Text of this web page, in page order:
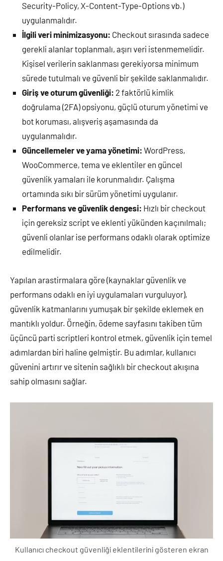
Security-Policy, X-Content-Type-Options vb.)
uygulanmalıdır.
İlgili veri minimizasyonu: Checkout sırasında sadece
gerekli alanlar toplanmalı, aşırı veri istenmemelidir.
Kişisel verilerin saklanması gerekiyorsa minimum
sürede tutulmalı ve güvenli bir şekilde saklanmalıdır.
Giriş ve oturum güvenliği: 2 faktörlü kimlik
doğrulama (2FA) opsiyonu, güçlü oturum yönetimi ve
bot koruması, alışveriş aşamasında da
uygulanmalıdır.
Güncellemeler ve yama yönetimi: WordPress,
WooCommerce, tema ve eklentiler en güncel
güvenlik yamaları ile korunmalıdır. Çalışma
ortamında sıkı bir sürüm yönetimi uygulanır.
Performans ve güvenlik dengesi: Hızlı bir checkout
için gereksiz script ve eklenti yükünden kaçınılmalı;
güvenli olanlar ise performans odaklı olarak optimize
edilmelidir.
Yapılan arastirmalara göre (kaynaklar güvenlik ve
performans odaklı en iyi uygulamaları vurguluyor),
güvenlik katmanlarını yumuşak bir şekilde eklemek en
mantıklı yoldur. Örneğin, ödeme sayfasını takiben tüm
üçüncü parti scriptleri kontrol etmek, güvenlik için temel
adımlardan biri haline gelmiştir. Bu adımlar, kullanıcı
güvenini artırır ve sitenin sağlıklı bir checkout akışına
sahip olmasını sağlar.
Kullanıcı checkout güvenliği eklentilerini gösteren ekran